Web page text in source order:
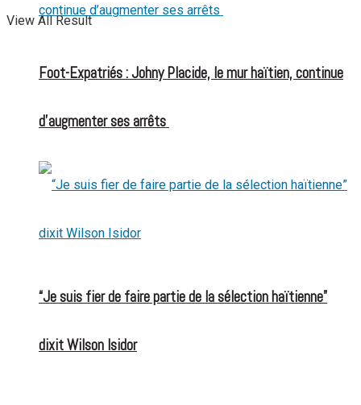
Foot-Expatriés : Johny Placide, le mur haïtien, continue
d’augmenter ses arrêts
“Je suis fier de faire partie de la sélection haïtienne”
dixit Wilson Isidor
View All Result